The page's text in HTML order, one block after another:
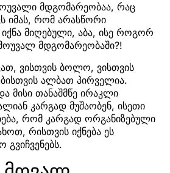
მდგომარეობაა, რაც
იმას, რომ არასწორი
იქნა მიღებული, აბა, ისე როგორ
მდგომარეობაში?!
ვისთვის ბოლო, ვისთვის
ალბათ პირველია.
მისი თანაშმწე ირაკლი
კარგად მუშაობენ, ისეთი
რომ კარგად ორგანიზებული
რისთვის იქნება ეს
გვიჩვენებს.